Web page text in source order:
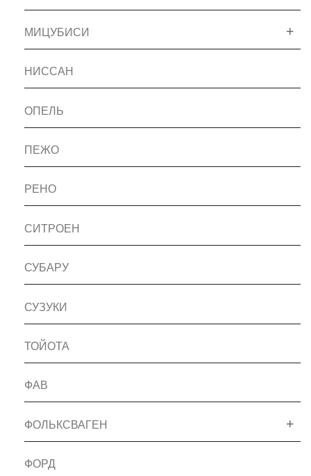
МИЦУБИСИ
НИССАН
ОПЕЛЬ
ПЕЖО
РЕНО
СИТРОЕН
СУБАРУ
СУЗУКИ
ТОЙОТА
ФАВ
ФОЛЬКСВАГЕН
ФОРД